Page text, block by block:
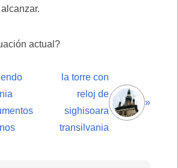
actual?
la torre con
reloj de
sighisoara
transilvania
»